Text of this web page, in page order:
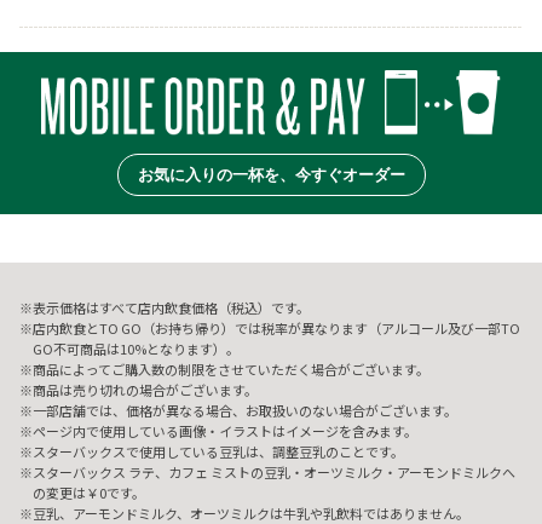
お気に入りの一杯を、今すぐオーダー
表示価格はすべて店内飲食価格（税込）です。
店内飲食とTO GO（お持ち帰り）では税率が異なります（アルコール及び一部TO
GO不可商品は10%となります）。
商品によってご購入数の制限をさせていただく場合がございます。
商品は売り切れの場合がございます。
一部店舗では、価格が異なる場合、お取扱いのない場合がございます。
ページ内で使用している画像・イラストはイメージを含みます。
スターバックスで使用している豆乳は、調整豆乳のことです。
スターバックス ラテ、カフェ ミストの豆乳・オーツミルク・アーモンドミルクへ
の変更は￥0です。
豆乳、アーモンドミルク、オーツミルクは牛乳や乳飲料ではありません。